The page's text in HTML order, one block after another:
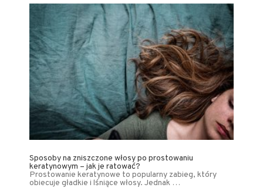
Sposoby na zniszczone włosy po prostowaniu
keratynowym – jak je ratować?
Prostowanie keratynowe to popularny zabieg, który
obiecuje gładkie i lśniące włosy. Jednak …